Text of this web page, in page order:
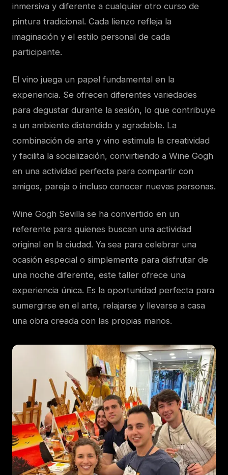
inmersiva y diferente a cualquier otro curso de
pintura tradicional. Cada lienzo refleja la
imaginación y el estilo personal de cada
participante.
El vino juega un papel fundamental en la
experiencia. Se ofrecen diferentes variedades
para degustar durante la sesión, lo que contribuye
a un ambiente distendido y agradable. La
combinación de arte y vino estimula la creatividad
y facilita la socialización, convirtiendo a Wine Gogh
en una actividad perfecta para compartir con
amigos, pareja o incluso conocer nuevas personas.
Wine Gogh Sevilla se ha convertido en un
referente para quienes buscan una actividad
original en la ciudad. Ya sea para celebrar una
ocasión especial o simplemente para disfrutar de
una noche diferente, este taller ofrece una
experiencia única. Es la oportunidad perfecta para
sumergirse en el arte, relajarse y llevarse a casa
una obra creada con las propias manos.